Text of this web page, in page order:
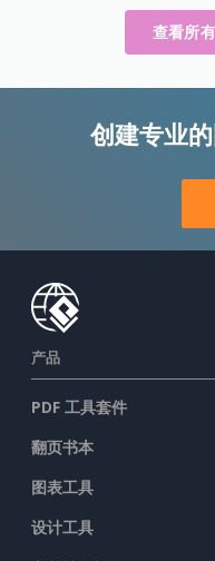
查看所
创建专业
产品
PDF 工具套件
翻页书本
图表工具
设计工具